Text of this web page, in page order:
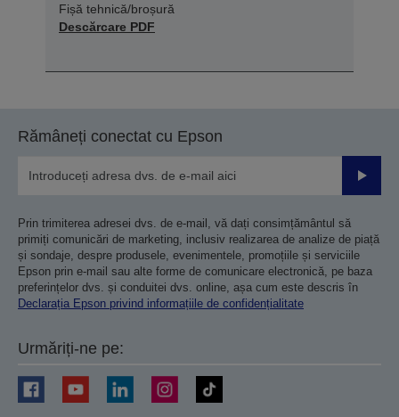
Fișă tehnică/broșură
Descărcare PDF
Rămâneți conectat cu Epson
Prin trimiterea adresei dvs. de e-mail, vă dați consimțământul să
primiți comunicări de marketing, inclusiv realizarea de analize de piață
și sondaje, despre produsele, evenimentele, promoțiile și serviciile
Epson prin e-mail sau alte forme de comunicare electronică, pe baza
preferințelor dvs. și conduitei dvs. online, așa cum este descris în
Declarația Epson privind informațiile de confidențialitate
Urmăriți-ne pe: